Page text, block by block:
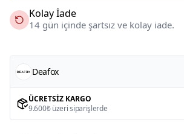
Kolay İade
14 gün içinde şartsız ve kolay iade.
Deafox
ÜCRETSIZ KARGO
9.600₺ üzeri siparişlerde